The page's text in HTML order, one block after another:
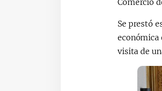
Comercio
Se prestó
económica
visita de